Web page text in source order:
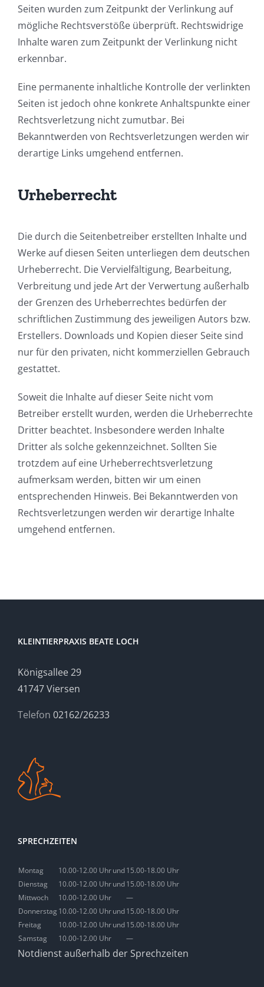
Seiten wurden zum Zeitpunkt der Verlinkung auf
mögliche Rechtsverstöße überprüft. Rechtswidrige
Inhalte waren zum Zeitpunkt der Verlinkung nicht
erkennbar.
Eine permanente inhaltliche Kontrolle der verlinkten
Seiten ist jedoch ohne konkrete Anhaltspunkte einer
Rechtsverletzung nicht zumutbar. Bei
Bekanntwerden von Rechtsverletzungen werden wir
derartige Links umgehend entfernen.
Urheberrecht
Die durch die Seitenbetreiber erstellten Inhalte und
Werke auf diesen Seiten unterliegen dem deutschen
Urheberrecht. Die Vervielfältigung, Bearbeitung,
Verbreitung und jede Art der Verwertung außerhalb
der Grenzen des Urheberrechtes bedürfen der
schriftlichen Zustimmung des jeweiligen Autors bzw.
Erstellers. Downloads und Kopien dieser Seite sind
nur für den privaten, nicht kommerziellen Gebrauch
gestattet.
Soweit die Inhalte auf dieser Seite nicht vom
Betreiber erstellt wurden, werden die Urheberrechte
Dritter beachtet. Insbesondere werden Inhalte
Dritter als solche gekennzeichnet. Sollten Sie
trotzdem auf eine Urheberrechtsverletzung
aufmerksam werden, bitten wir um einen
entsprechenden Hinweis. Bei Bekanntwerden von
Rechtsverletzungen werden wir derartige Inhalte
umgehend entfernen.
KLEINTIERPRAXIS BEATE LOCH
Königsallee 29
41747 Viersen
Telefon 02162/26233
SPRECHZEITEN
Montag 10.00-12.00 Uhrund15.00-18.00 Uhr
Dienstag
10.00-12.00 Uhrund15.00-18.00 Uhr
Mittwoch
10.00-12.00 Uhr
—
Donnerstag10.00-12.00 Uhrund15.00-18.00 Uhr
Freitag
10.00-12.00 Uhrund15.00-18.00 Uhr
Samstag
10.00-12.00 Uhr —
Notdienst außerhalb der Sprechzeiten